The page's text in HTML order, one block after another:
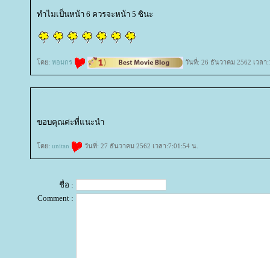
ทำไมเป็นหน้า 6 ควรจะหน้า 5 ซินะ
ดย: หอมกร วันที่: 26 ธันวาคม 2562 เวลา
ขอบคุณค่ะที่แนะนำ
ดย: unitan วันที่: 27 ธันวาคม 2562 เวลา:7:01:54 น.
ชื่อ :
Comment :